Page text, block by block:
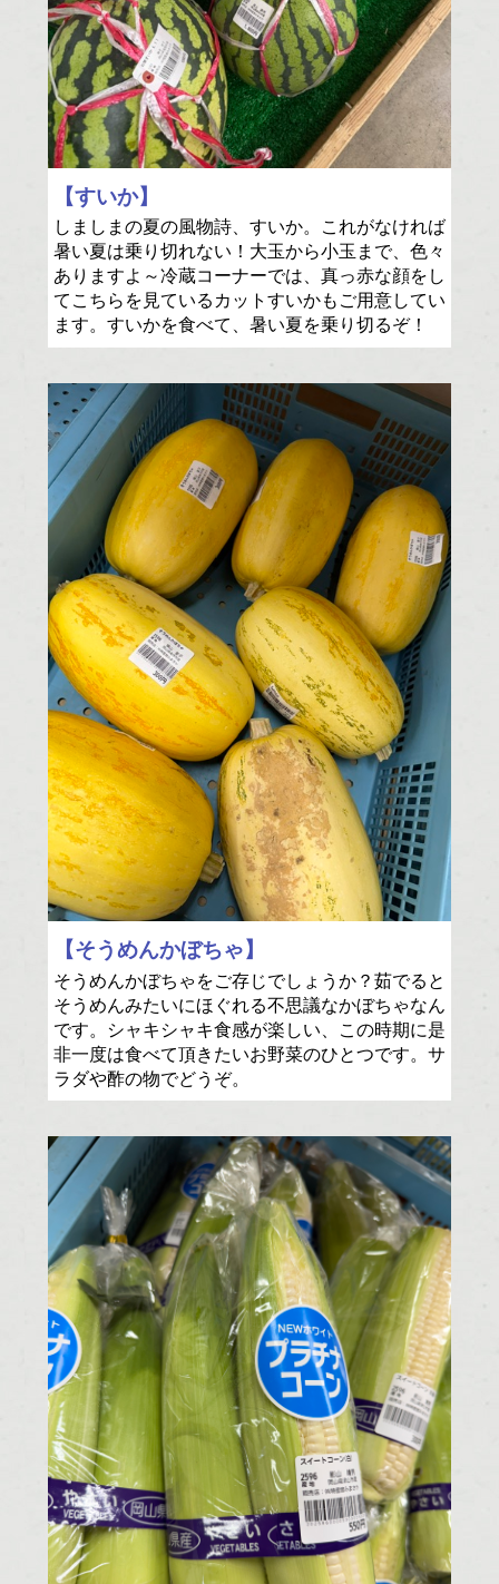
【すいか】
しましまの夏の風物詩、すいか。これがなければ
暑い夏は乗り切れない！大玉から小玉まで、色々
ありますよ～冷蔵コーナーでは、真っ赤な顔をし
てこちらを見ているカットすいかもご用意してい
ます。すいかを食べて、暑い夏を乗り切るぞ！
【そうめんかぼちゃ】
そうめんかぼちゃをご存じでしょうか？茹でると
そうめんみたいにほぐれる不思議なかぼちゃなん
です。シャキシャキ食感が楽しい、この時期に是
非一度は食べて頂きたいお野菜のひとつです。サ
ラダや酢の物でどうぞ。